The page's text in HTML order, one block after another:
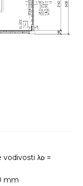
λᴅ =
mm